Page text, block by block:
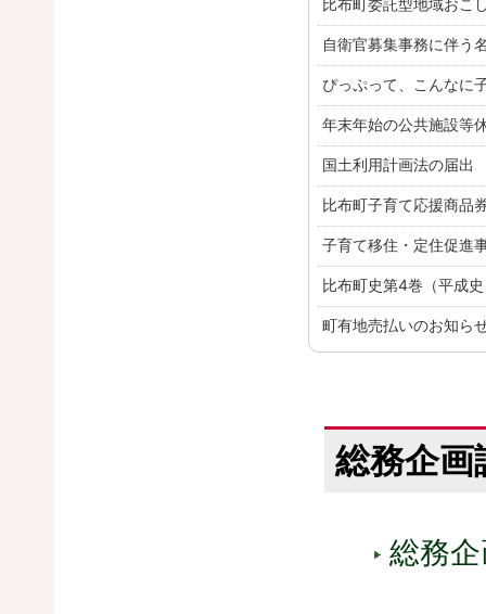
自衛官募集事務に伴う
ぴっぷって、こんなに
年末年始の公共施設等
国土利用計画法の届出
比布町子育て応援商品
子育て移住・定住促進
比布町史第4巻（平成
町有地売払いのお知ら
総務企画
総務